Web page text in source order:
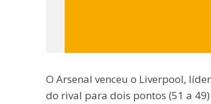
O Arsenal venceu o Liverpool,
do rival para dois pontos (51 a